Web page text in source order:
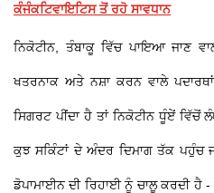
ਕੰਜੰਕਟਿਵਾਇਟਿਸ ਤੋਂ ਰਹੋ ਸਾਵਧਾਨ
ਨਿਕੋਟੀਨ, ਤੰਬਾਕੂ ਵਿੱਚ ਪਾਇਆ ਜਾਣ
ਖਤਰਨਾਕ ਅਤੇ ਨਸ਼ਾ ਕਰਨ ਵਾਲੇ
ਸਿਗਰਟ ਪੀਂਦਾ ਹੈ ਤਾਂ ਨਿਕੋਟੀਨ ਧੂੰਏਂ
ਕੁਝ ਸਕਿੰਟਾਂ ਦੇ ਅੰਦਰ ਦਿਮਾਗ ਤੱਕ ਪਹੁੰਚ
ਡੋਪਾਮਾਈਨ ਦੀ ਰਿਹਾਈ ਨੂੰ ਚਾਲੂ ਕਰਦੀ ਹੈ